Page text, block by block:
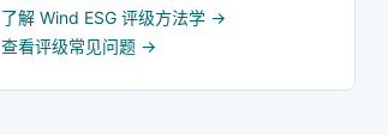
了解 Wind ESG 评级方法学 →
查看评级常见问题 →